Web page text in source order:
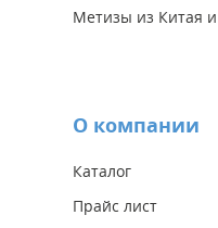
Метизы из Китая
О компании
Каталог
Прайс лист